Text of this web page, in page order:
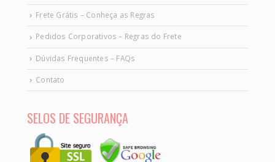
Frete Grátis – Conheça as Regras
Pedidos Corporativos – Regras do Frete
Dúvidas Frequentes – FAQs
Contato
SELOS DE SEGURANÇA